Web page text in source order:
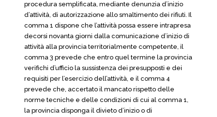
procedura semplificata, mediante denunzia d’inizio
d’attività, di autorizzazione allo smaltimento dei rifiuti. Il
comma 1 dispone che l’attività possa essere intrapresa
decorsi novanta giorni dalla comunicazione d’inizio di
attività alla provincia territorialmente competente, il
comma 3 prevede che entro quel termine la provincia
verifichi d’ufficio la sussistenza dei presupposti e dei
requisiti per l’esercizio dell’attività, e il comma 4
prevede che, accertato il mancato rispetto delle
norme tecniche e delle condizioni di cui al comma 1,
la provincia disponga il divieto d’inizio o di